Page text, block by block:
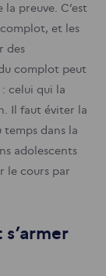
preuve. C’est
complot, et les
des
complot peut
celui qui la
Il faut éviter la
dans la
adolescents
le cours par